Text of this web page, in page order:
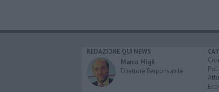
REDAZIONE QUI NEWS
Marco Migli
Direttore Responsabile